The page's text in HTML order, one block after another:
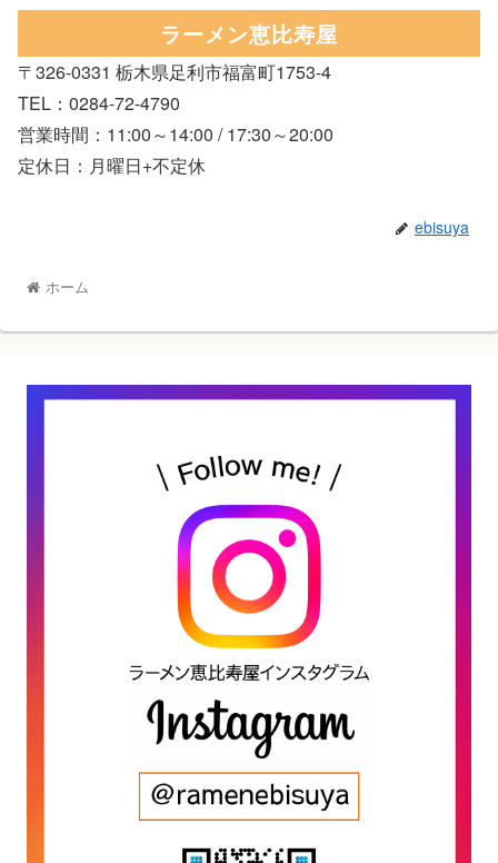
ラーメン恵比寿屋
〒326-0331 栃木県足利市福富町1753-4
TEL：0284-72-4790
営業時間：11:00～14:00 / 17:30～20:00
定休日：月曜日+不定休
ebisuya
ホーム